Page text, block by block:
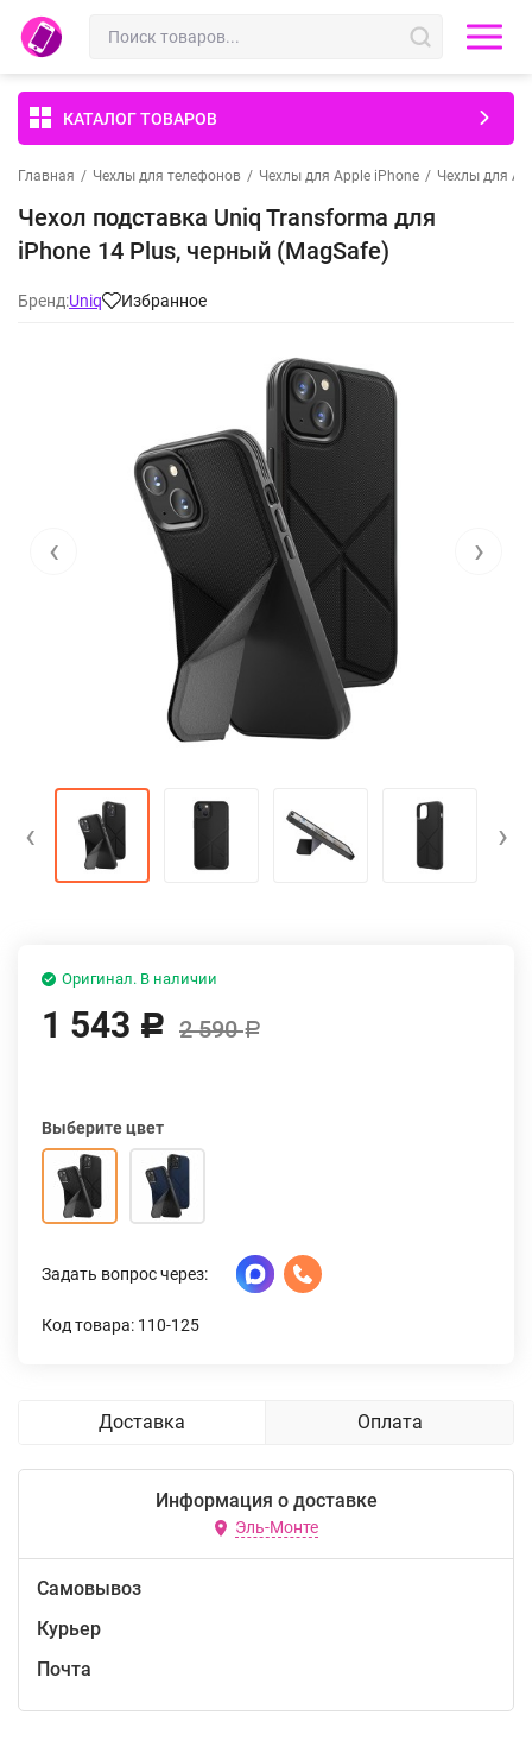
КАТАЛОГ ТОВАРОВ
Главная / Чехлы для телефонов / Чехлы для Apple iPhone / Чехлы для
Чехол подставка Uniq Transforma для
iPhone 14 Plus, черный (MagSafe)
Бренд:Uniq Избранное
‹ ›
‹ ›
Оригинал. В наличии
1 543 Р 2 590Р
Выберите цвет
Задать вопрос через:
Код товара: 110-125
Доставка Оплата
Информация о доставке
Эль-Монте
Самовывоз
Курьер
Почта